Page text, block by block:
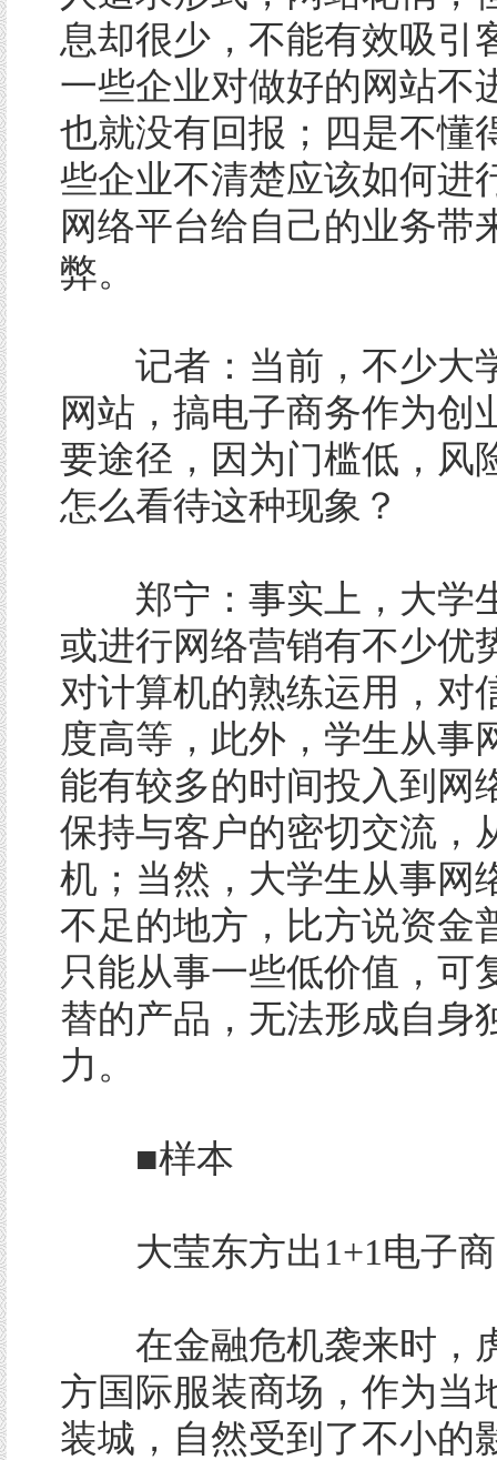
息却很少，不能有效吸引
一些企业对做好的网站不
也就没有回报；四是不懂
些企业不清楚应该如何进
网络平台给自己的业务带
弊。
记者：当前，不少大
网站，搞电子商务作为创
要途径，因为门槛低，风
怎么看待这种现象？
郑宁：事实上，大学
或进行网络营销有不少优
对计算机的熟练运用，对
度高等，此外，学生从事
能有较多的时间投入到网
保持与客户的密切交流，
机；当然，大学生从事网
不足的地方，比方说资金
只能从事一些低价值，可
替的产品，无法形成自身
力。
■样本
大莹东方出1+1电子商
在金融危机袭来时，
方国际服装商场，作为当
装城，自然受到了不小的